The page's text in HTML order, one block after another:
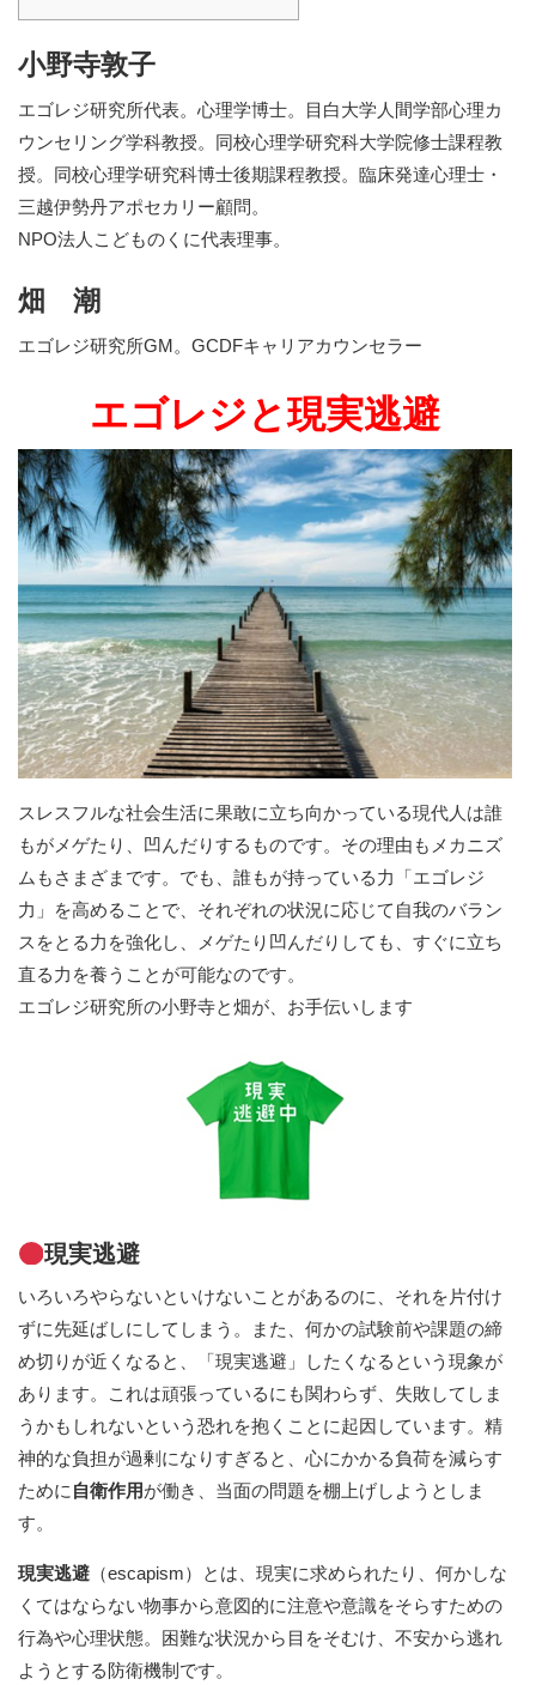
小野寺敦子
エゴレジ研究所代表。心理学博士。目白大学人間学部心理カ
ウンセリング学科教授。同校心理学研究科大学院修士課程教
授。同校心理学研究科博士後期課程教授。臨床発達心理士・
三越伊勢丹アポセカリー顧問。
NPO法人こどものくに代表理事。
畑 潮
エゴレジ研究所GM。GCDFキャリアカウンセラー
エゴレジと現実逃避
スレスフルな社会生活に果敢に立ち向かっている現代人は誰
もがメゲたり、凹んだりするものです。その理由もメカニズ
ムもさまざまです。でも、誰もが持っている力「エゴレジ
力」を高めることで、それぞれの状況に応じて自我のバラン
スをとる力を強化し、メゲたり凹んだりしても、すぐに立ち
直る力を養うことが可能なのです。
エゴレジ研究所の小野寺と畑が、お手伝いします
現実逃避
いろいろやらないといけないことがあるのに、それを片付け
ずに先延ばしにしてしまう。また、何かの試験前や課題の締
め切りが近くなると、「現実逃避」したくなるという現象が
あります。これは頑張っているにも関わらず、失敗してしま
うかもしれないという恐れを抱くことに起因しています。精
神的な負担が過剰になりすぎると、心にかかる負荷を減らす
ために 自衛作用が働き、当面の問題を棚上げしようとしま
す。
現実逃避 （escapism）とは、現実に求められたり、何かしな
くてはならない物事から意図的に注意や意識をそらすための
行為や心理状態。困難な状況から目をそむけ、不安から逃れ
ようとする防衛機制です。